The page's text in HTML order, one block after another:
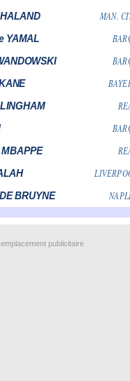
emplacement publicitaire